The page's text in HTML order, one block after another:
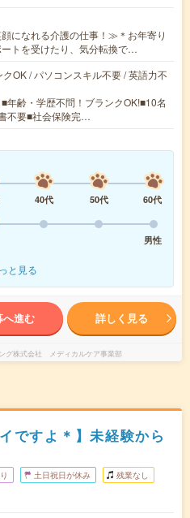
になれる介護の仕事！≫＊お年寄り
トを受けたり、気分転換で…
OK / パソコンスキル不要 / 英語力不
年齢・学歴不問！ブランクOK!■10名
不要■社会保険完…
40代 50代
60代
男性
と見る
へ進む 詳しく見る
グ株式会社 メディカルケア事業部
ですよ＊】未経験から
土日祝日が休み 残業なし